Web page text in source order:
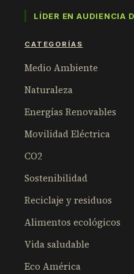
LÍDER EN AUDIENCIA
CATEGORÍAS
Medio Ambiente
Naturaleza
Energías Renovables
Movilidad Eléctrica
CO2
Sostenibilidad
Reciclaje y residuos
Alimentos ecológicos
Vida saludable
Eco América